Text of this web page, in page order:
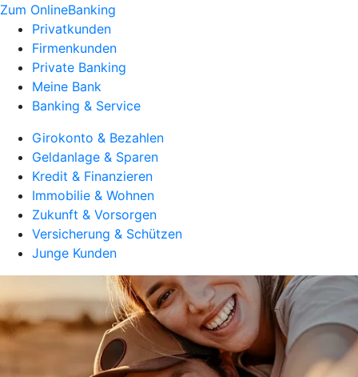
Zum OnlineBanking
Privatkunden
Firmenkunden
Private Banking
Meine Bank
Banking & Service
Girokonto & Bezahlen
Geldanlage & Sparen
Kredit & Finanzieren
Immobilie & Wohnen
Zukunft & Vorsorgen
Versicherung & Schützen
Junge Kunden